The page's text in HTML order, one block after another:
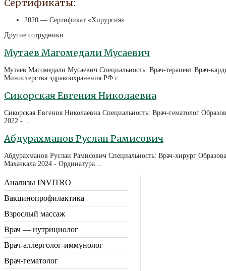
Сертификаты:
2020 — Сертификат «Хирургия»
Другие сотрудники
Мутаев Магомедали Мусаевич
Мутаев Магомедали Мусаевич Специальность: Врач-терапевт Врач-
Министерства здравоохранения РФ г.…
Сикорская Евгения Николаевна
Сикорская Евгения Николаевна Специальность: Врач-гематолог
2022 -…
Абдурахманов Руслан Рамисович
Абдурахманов Руслан Рамисович Специальность: Врач-хирург
Махачкала 2024 - Ординатура…
Анализы INVITRO
Вакцинопрофилактика
Взрослый массаж
Врач — нутрициолог
Врач-аллерголог-иммунолог
Врач-гематолог